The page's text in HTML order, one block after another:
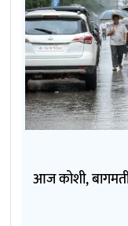
आज कोशी, बागमती,